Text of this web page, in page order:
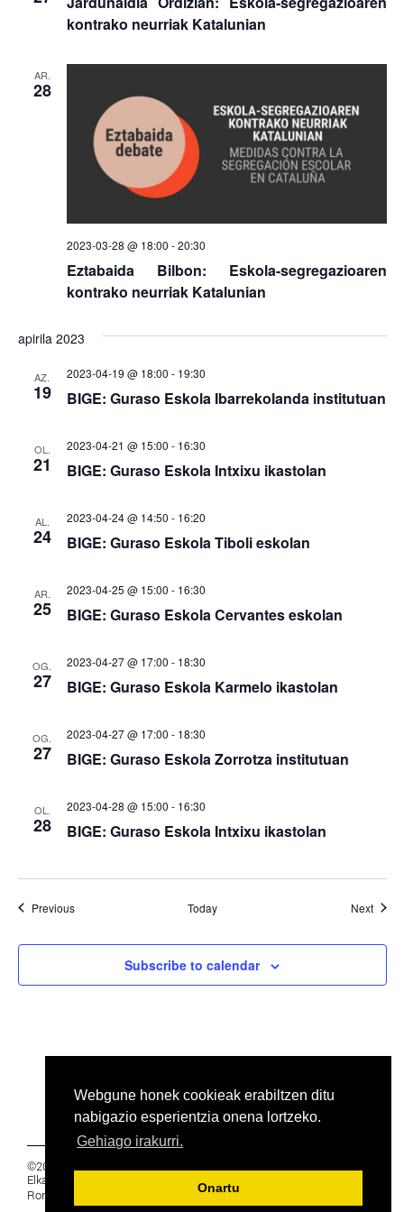
Webgune honek cookieak erabiltzen ditu
nabigazio esperientzia onena lortzeko.
Gehiago irakurri.
Onartu
kontrako neurriak Katalunian
AR.
28
Eztabaida Bilbon: Eskola-segregazioaren
kontrako neurriak Katalunian
2023-03-28 @ 18:00 -20:30
apirila 2023
AZ.
19 BIGE: Guraso Eskola Ibarrekolanda institutuan
2023-04-19 @ 18:00 - 19:30
OL.
21 BIGE: Guraso Eskola Intxixu ikastolan
2023-04-21 @ 15:00 - 16:30
AL.
24 BIGE: Guraso Eskola Tiboli eskolan
2023-04-24 @ 14:50 - 16:20
AR.
25 BIGE: Guraso Eskola Cervantes eskolan
2023-04-25 @ 15:00 - 16:30
OG.
27 BIGE: Guraso Eskola Karmelo ikastolan
2023-04-27 @ 17:00 - 18:30
OG.
27 BIGE: Guraso Eskola Zorrotza institutuan
2023-04-27 @ 17:00 - 18:30
OL.
28 BIGE: Guraso Eskola Intxixu ikastolan
2023-04-28 @ 15:00 - 16:30
PreviousEvents Today Next
Subscribe to calendar
©2019 Euskal Herriko Ikasleen Gurasoen
Elkartea -
Ronda 27, 1 Ezk, 48005 Bilbao, Bizkaia